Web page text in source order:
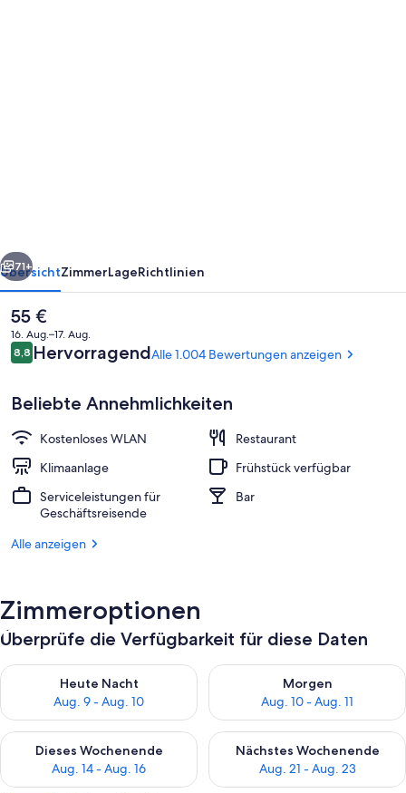
Rezeption
Weiter
71+
ÜbersichtZimmerLageRichtlinien
Der
aktuelle
Preis
beträgt
55 €
16. Aug.–17. Aug.
Bewertungen
8,88,8 von 10.
HervorragendAlle 1.004 Bewertungen anzeigen
Beliebte Annehmlichkeiten
Kostenloses WLAN
Restaurant
Klimaanlage
Frühstück verfügbar
Serviceleistungen für
Geschäftsreisende
Bar
Alle anzeigen
Zimmeroptionen
Überprüfe die Verfügbarkeit für diese Daten
Heute Nacht
Aug. 9 - Aug. 10
Überprüfe die Verfügbarkeit für heute Nacht, Aug. 9 - Aug.
Morgen
Aug. 10 - Aug. 11
Überprüfe die Verfügbarkeit
Dieses Wochenende
Aug. 14 - Aug. 16
Überprüfe die Verfügbarkeit für dieses Wochenende, Aug. 14
Nächstes Wochenende
Aug. 21 - Aug. 23
Überprüfe die Verfügbarkeit